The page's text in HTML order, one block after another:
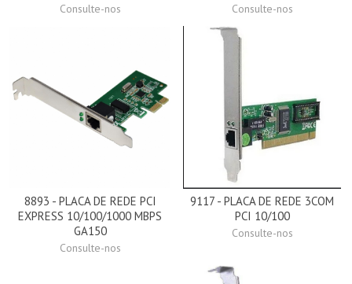
Consulte-nos Consulte-nos
8893 - PLACA DE REDE PCI
EXPRESS 10/100/1000 MBPS
GA150
Consulte-nos
9117 - PLACA DE REDE 3COM
PCI 10/100
Consulte-nos